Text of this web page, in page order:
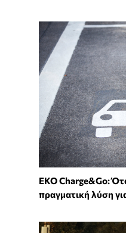
EKO Charge&Go:
πραγματική λύση